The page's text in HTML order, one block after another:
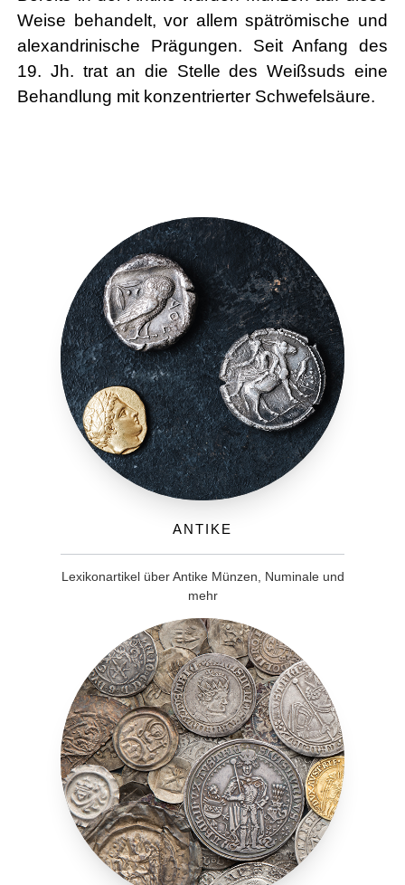
Weise behandelt, vor allem spätrömische und
alexandrinische Prägungen. Seit Anfang des
19. Jh. trat an die Stelle des Weißsuds eine
Behandlung mit konzentrierter Schwefelsäure.
Antike
Lexikonartikel über Antike Münzen, Numinale und
mehr